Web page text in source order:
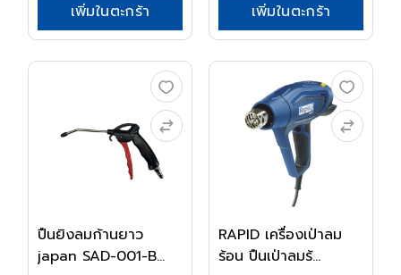
เพิ่มในตะกร้า เพิ่มในตะกร้า
ปืนยิงลมก้านยาว
japan SAD-001-B
RAPID เครื่องเป่าลม
ร้อน ปืนเป่าลมร้...